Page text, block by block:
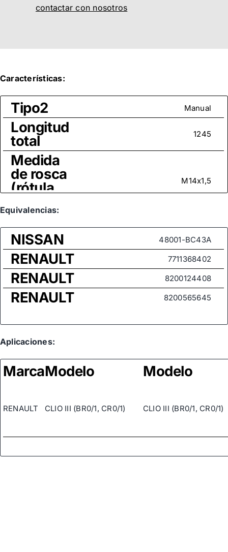
contactar con nosotros
Características:
Tipo2 Manual
Longitud
total 1245
Medida
de rosca
(rótula M14x1,5
Equivalencias:
NISSAN 48001-BC43A
RENAULT 7711368402
RENAULT 8200124408
RENAULT 8200565645
Aplicaciones:
MarcaModelo Modelo
RENAULT CLIO III (BR0/1, CR0/1) CLIO III (BR0/1, CR0/1)